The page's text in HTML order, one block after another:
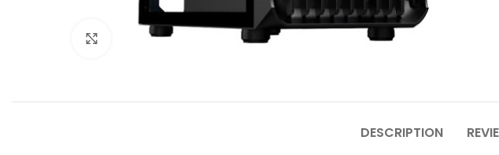
Click to enlarge
DESCRIPTION